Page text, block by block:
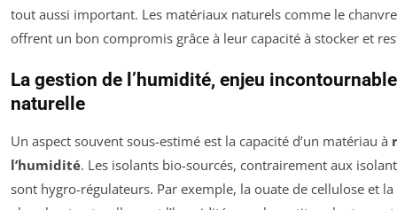
tout aussi important. Les matériaux naturels comme le
offrent un bon compromis grâce à leur capacité à stocker et
La gestion de l’humidité, enjeu
naturelle
Un aspect souvent sous-estimé est la capacité d’un matériau à
l’humidité. Les isolants bio-sourcés, contrairement aux
sont hygro-régulateurs. Par exemple, la ouate de cellulose et